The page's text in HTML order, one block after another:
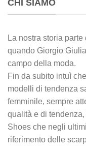
CHI SIAMO
La nostra storia
quando Giorgio
campo della moda.
Fin da subito intuì
modelli di tendenza
femminile, sempre
qualità e di
Shoes che negli
riferimento delle